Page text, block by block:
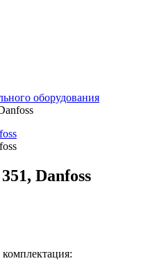
оборудования
Danfoss